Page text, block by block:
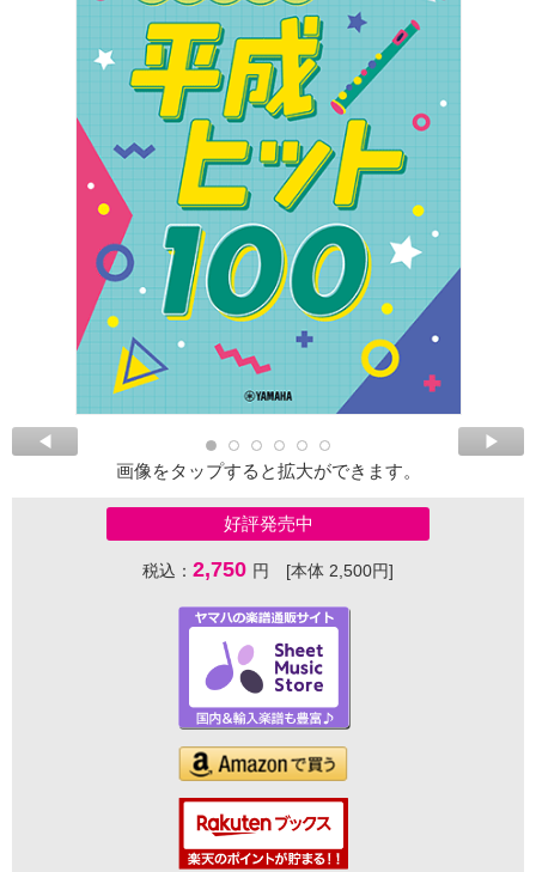
画像をタップすると拡大ができます。
好評発売中
税込： 2,750 円 [本体 2,500円]